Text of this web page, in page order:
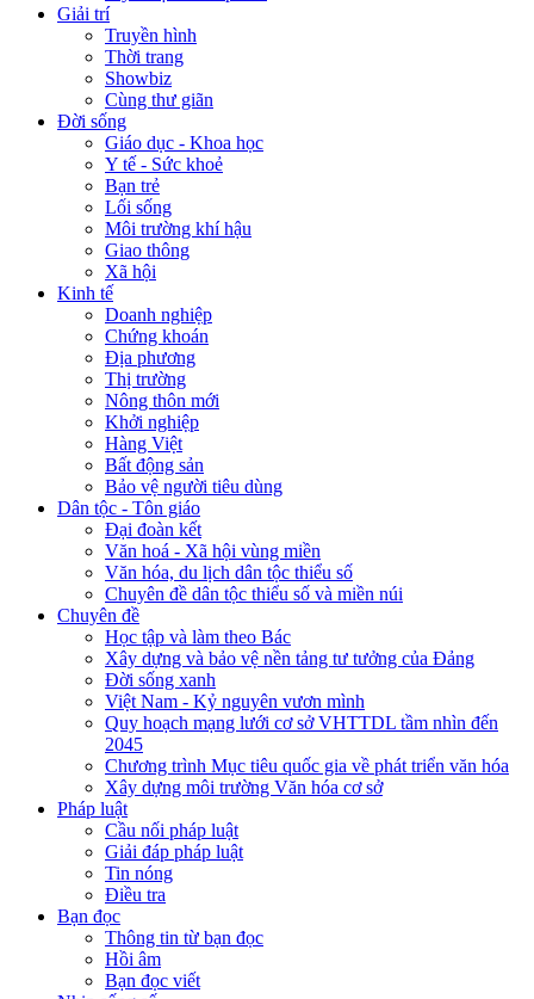
Giải trí
Truyền hình
Thời trang
Showbiz
Cùng thư giãn
Đời sống
Giáo dục - Khoa học
Y tế - Sức khoẻ
Bạn trẻ
Lối sống
Môi trường khí hậu
Giao thông
Xã hội
Kinh tế
Doanh nghiệp
Chứng khoán
Địa phương
Thị trường
Nông thôn mới
Khởi nghiệp
Hàng Việt
Bất động sản
Bảo vệ người tiêu dùng
Dân tộc - Tôn giáo
Đại đoàn kết
Văn hoá - Xã hội vùng miền
Văn hóa, du lịch dân tộc thiểu số
Chuyên đề dân tộc thiểu số và miền núi
Chuyên đề
Học tập và làm theo Bác
Xây dựng và bảo vệ nền tảng tư tưởng của Đảng
Đời sống xanh
Việt Nam - Kỷ nguyên vươn mình
Quy hoạch mạng lưới cơ sở VHTTDL tầm nhìn đến
2045
Chương trình Mục tiêu quốc gia về phát triển văn hóa
Xây dựng môi trường Văn hóa cơ sở
Pháp luật
Cầu nối pháp luật
Giải đáp pháp luật
Tin nóng
Điều tra
Bạn đọc
Thông tin từ bạn đọc
Hồi âm
Bạn đọc viết